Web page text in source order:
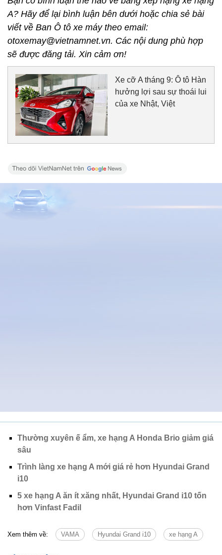
A? Hãy để lại bình luận bên dưới hoặc chia sẻ bài
viết về Ban Ô tô xe máy theo email:
otoxemay@vietnamnet.vn. Các nội dung phù hợp
sẽ được đăng tải. Xin cảm ơn!
Xe cỡ A tháng 9: Ô tô Hàn
hưởng lợi sau sự thoái lui
của xe Nhật, Việt
Thường xuyên ế ẩm, xe hạng A Honda Brio giảm giá
sâu
Trình làng xe hạng A mới giá rẻ hơn Hyundai Grand
i10
5 xe hạng A ăn ít xăng nhất, Hyundai Grand i10 tốn
hơn Vinfast Fadil
Xem thêm về: VAMA Hyundai Grand i10 xe hạng A